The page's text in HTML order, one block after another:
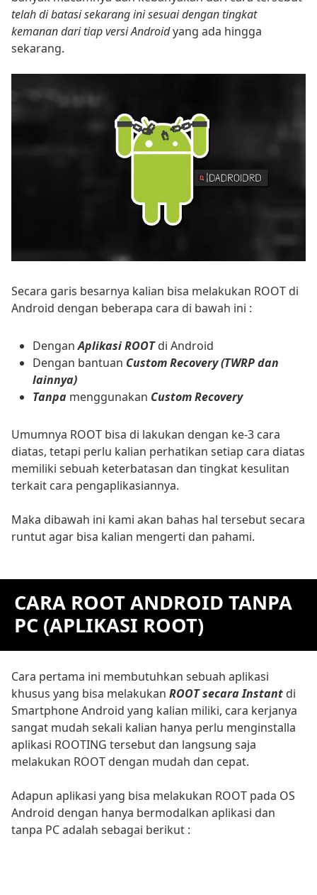
telah di batasi sekarang ini sesuai dengan tingkat
kemanan dari tiap versi Androidyang ada hingga
sekarang.
Secara garis besarnya kalian bisa melakukan ROOT di
Android dengan beberapa cara di bawah ini :
DenganAplikasi ROOTdi Android
Dengan bantuan Custom Recovery(TWRP dan
lainnya)
Tanpa menggunakan Custom Recovery
Umumnya ROOT bisa di lakukan dengan ke-3 cara
diatas, tetapi perlu kalian perhatikan setiap cara diatas
memiliki sebuah keterbatasan dan tingkat kesulitan
terkait cara pengaplikasiannya.
Maka dibawah ini kami akan bahas hal tersebut secara
runtut agar bisa kalian mengerti dan pahami.
CARA ROOT ANDROID TANPA
PC (APLIKASI ROOT)
Cara pertama ini membutuhkan sebuah aplikasi
khusus yang bisa melakukan ROOT secara Instant di
Smartphone Android yang kalian miliki, cara kerjanya
sangat mudah sekali kalian hanya perlu menginstalla
aplikasi ROOTING tersebut dan langsung saja
melakukan ROOT dengan mudah dan cepat.
Adapun aplikasi yang bisa melakukan ROOT pada OS
Android dengan hanya bermodalkan aplikasi dan
tanpa PC adalah sebagai berikut :